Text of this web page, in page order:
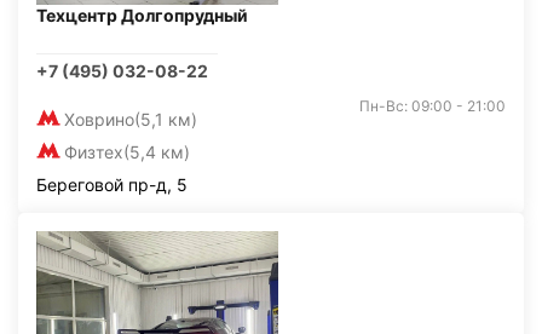
Техцентр Долгопрудный
+7 (495) 032-08-22
Ховрино(5,1 км)
Физтех(5,4 км)
Пн-Вс: 09:00 - 21:00
Береговой пр-д, 5